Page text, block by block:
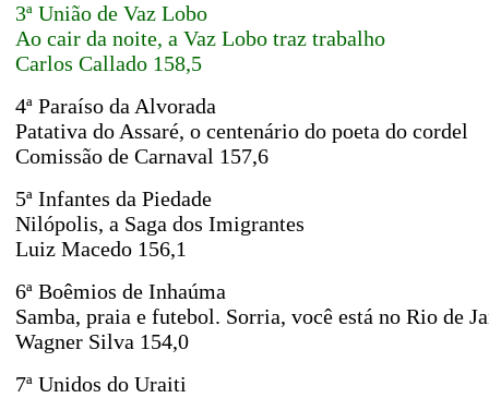
3ª União de Vaz Lobo
Ao cair da noite, a Vaz Lobo traz trabalho
Carlos Callado 158,5
4ª Paraíso da Alvorada
Patativa do Assaré, o centenário do poeta do cordel
Comissão de Carnaval 157,6
5ª Infantes da Piedade
Nilópolis, a Saga dos Imigrantes
Luiz Macedo 156,1
6ª Boêmios de Inhaúma
Samba, praia e futebol. Sorria, você está no Rio de
Wagner Silva 154,0
7ª Unidos do Uraiti